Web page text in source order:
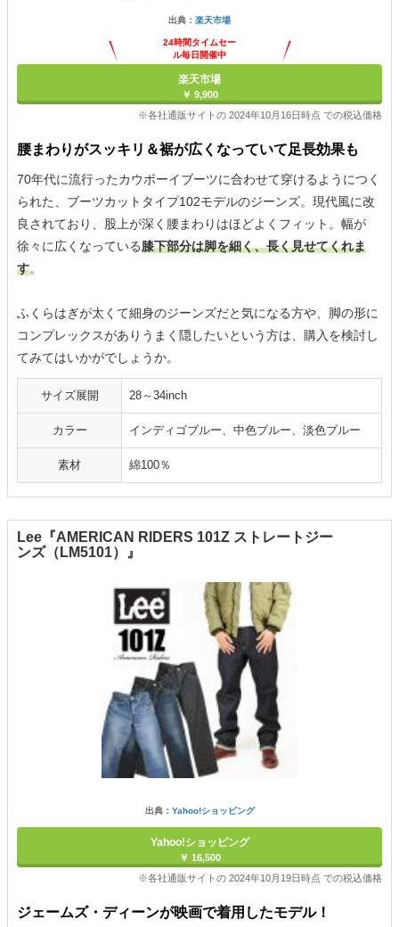
出典： 楽天市場
24時間タイムセー
ル毎日開催中
楽天市場
￥ 9,900
※各社通販サイトの 2024年10月16日時点 での税込価格
腰まわりがスッキリ＆裾が広くなっていて足長効果も
70年代に流行ったカウボーイブーツに合わせて穿けるようにつく
られた、ブーツカットタイプ102モデルのジーンズ。現代風に改
良されており、股上が深く腰まわりはほどよくフィット。幅が
徐々に広くなっている膝下部分は脚を細く、長く見せてくれま
す。
ふくらはぎが太くて細身のジーンズだと気になる方や、脚の形に
コンプレックスがありうまく隠したいという方は、購入を検討し
てみてはいかがでしょうか。
サイズ展開 28～34inch
カラー インディゴブルー、中色ブルー、淡色ブルー
素材 綿100％
Lee『AMERICAN RIDERS 101Z ストレートジー
ンズ（LM5101）』
出典： Yahoo!ショッピング
Yahoo!ショッピング
￥ 16,500
※各社通販サイトの 2024年10月19日時点 での税込価格
ジェームズ・ディーンが映画で着用したモデル！